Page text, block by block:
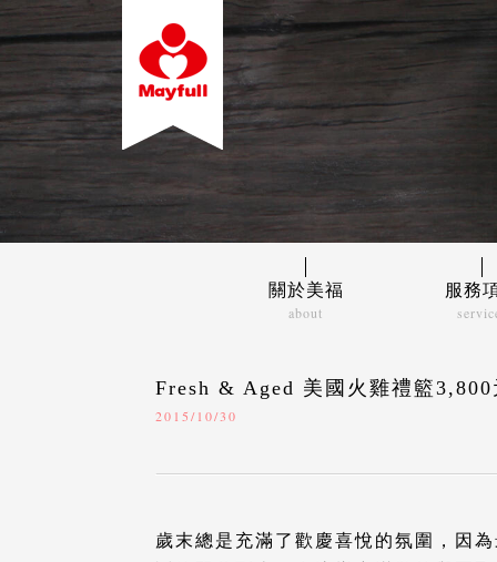
關於美福
about
經營理念
服務
大宗
Fresh & Aged 美國火雞禮籃
2015/10/30
歲末總是充滿了歡慶喜悅的氛圍，因